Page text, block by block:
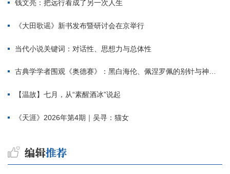
钱文亮：把远行看成了另一次人生
《大田歌谣》新书发布暨研讨会在京举行
当代小说关键词：对话性、思想力与总体性
古典学学者围观《奥德赛》：黑白海伦、佩涅罗佩的别针与神秘入侵者
【温故】七月，从“素醒酒冰”说起
《天涯》2026年第4期｜吴寻：猫女